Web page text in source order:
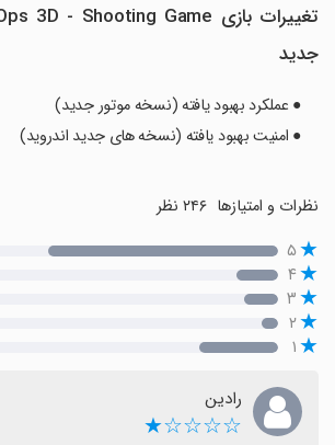
جدید
● عملکرد بهبود یافته (نسخه موتور جدید)
● امنیت بهبود یافته (نسخه های جدید اندروید)
نظرات و امتیازها
۵
۴
۳
۲
۱
رادین
☆☆☆☆★